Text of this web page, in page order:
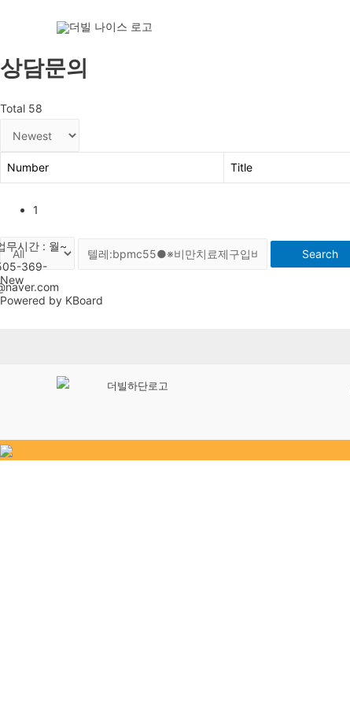
상담문의
Total 58
Number Title
1
Search
New
Powered by KBoard